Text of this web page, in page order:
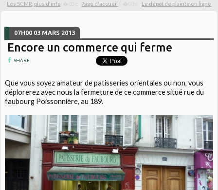
Les SCMR, plus d'info Page d'accueil Le dépôt de plainte en ligne
07H00 03 MARS 2013
Encore un commerce qui ferme
SHARE
Que vous soyez amateur de patisseries orientales ou non, vous
déplorerez avec nous la fermeture de ce commerce situé rue du
faubourg Poissonnière, au 189.